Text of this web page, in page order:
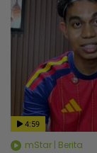
4:59
mStar | Berita